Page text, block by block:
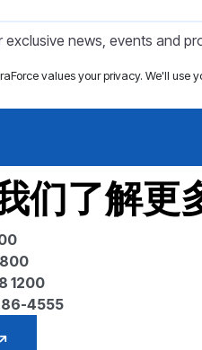
exclusive news, events and
values your privacy. We'll
们了解更
1200
4555